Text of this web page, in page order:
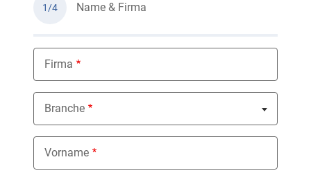
1/4 Name & Firma
Firma
Branche
Nothing selected
Vorname